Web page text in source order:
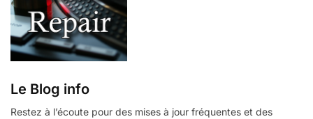
Le Blog info
Restez à l’écoute pour des mises à jour fréquentes et des